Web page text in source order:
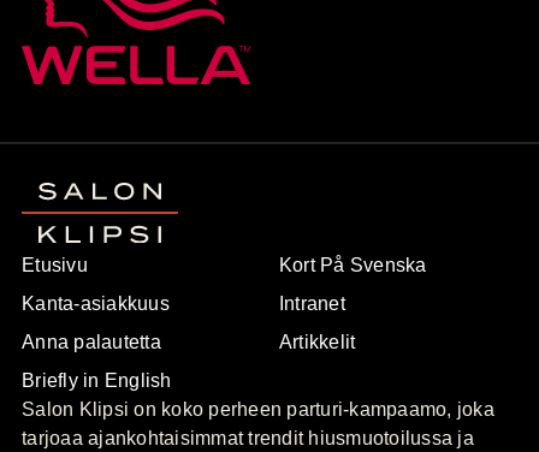
Etusivu
Kanta-asiakkuus
Anna palautetta
Briefly in English
Kort På Svenska
Intranet
Artikkelit
Salon Klipsi on koko perheen parturi-kampaamo, joka
tarjoaa ajankohtaisimmat trendit hiusmuotoilussa ja